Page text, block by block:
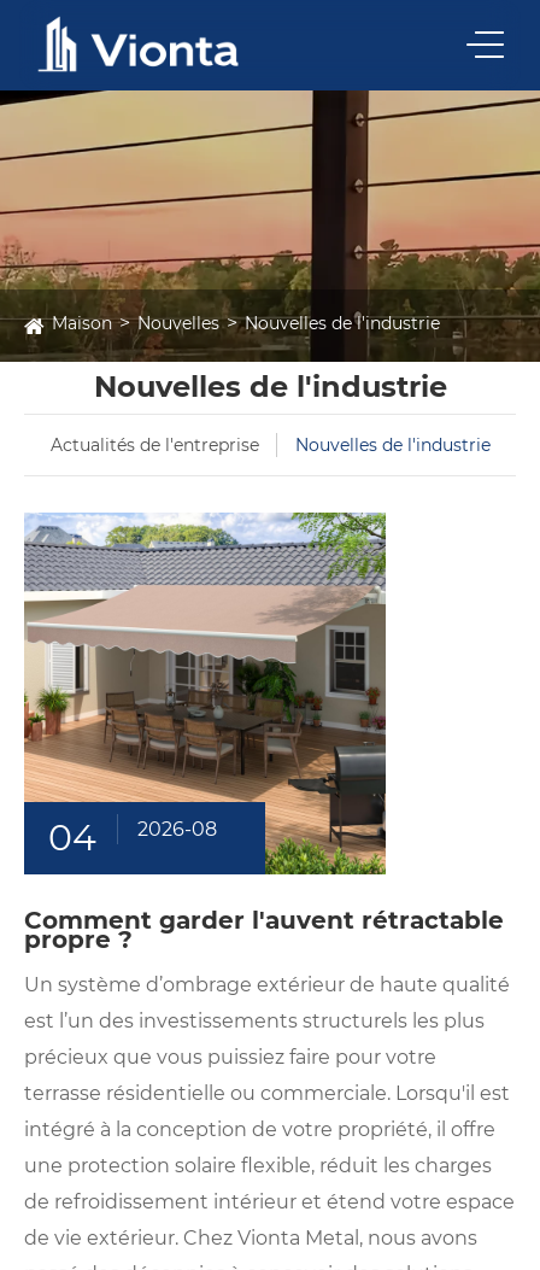
Maison Nouvelles Nouvelles de l'industrie
Nouvelles de l'industrie
Actualités de l'entreprise Nouvelles de l'industrie
04 2026-08
Comment garder l'auvent rétractable
propre ?
Un système d’ombrage extérieur de haute qualité
est l’un des investissements structurels les plus
précieux que vous puissiez faire pour votre
terrasse résidentielle ou commerciale. Lorsqu'il est
intégré à la conception de votre propriété, il offre
une protection solaire flexible, réduit les charges
de refroidissement intérieur et étend votre espace
de vie extérieur. Chez Vionta Metal, nous avons